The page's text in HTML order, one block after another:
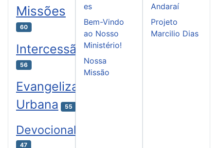
Missões
60
Intercessão
56
Evangelização
Urbana
55
Devocional
47
es
Bem-Vindo
ao Nosso
Ministério!
Nossa
Missão
Andaraí
Projeto
Marcilio Dias